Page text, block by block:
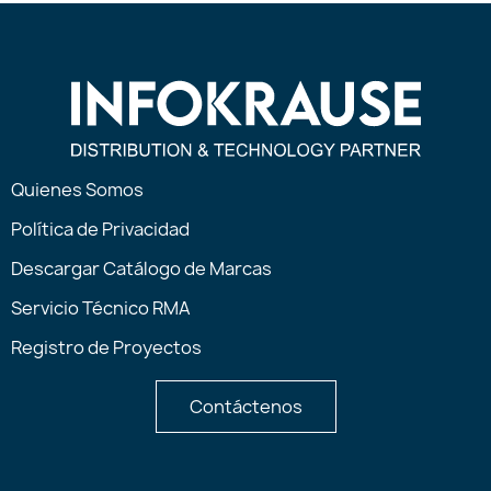
Quienes Somos
Política de Privacidad
Descargar Catálogo de Marcas
Servicio Técnico RMA
Registro de Proyectos
Contáctenos